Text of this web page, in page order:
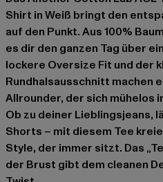
Shirt in Weiß bringt den
auf den Punkt. Aus 100%
es dir den ganzen Tag über
lockere Oversize Fit und der
Rundhalsausschnitt machen
Allrounder, der sich mühelos
Ob zu deiner Lieblingsjeans,
Shorts – mit diesem Tee
Style, der immer sitzt. Das
der Brust gibt dem cleanen